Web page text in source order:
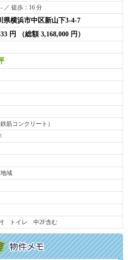
／ 徒歩：16 分
県横浜市中区新山下3-4-7
円 （総額 3,168,000 円）
筋コンクリート）
域
トイレ 中2F含む